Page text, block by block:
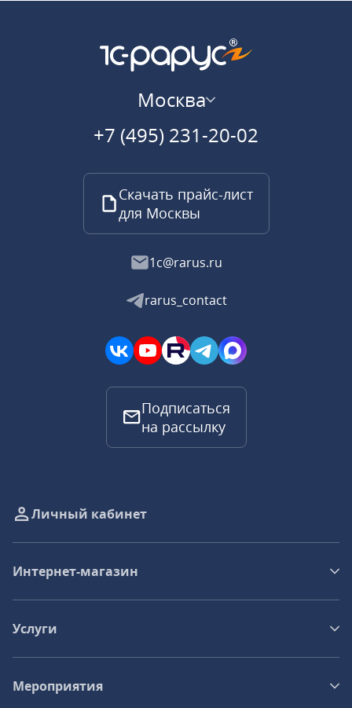
Москва
+7 (495) 231-20-02
Скачать прайс-лист
для Москвы
1c@rarus.ru
rarus_contact
Подписаться
на рассылку
Личный кабинет
Интернет-магазин
Услуги
Мероприятия